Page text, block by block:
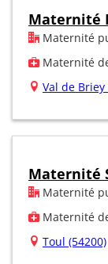
Maternité
Maternité
Maternité
Val de Briey
Maternité
Maternité
Maternité
Toul (54200)